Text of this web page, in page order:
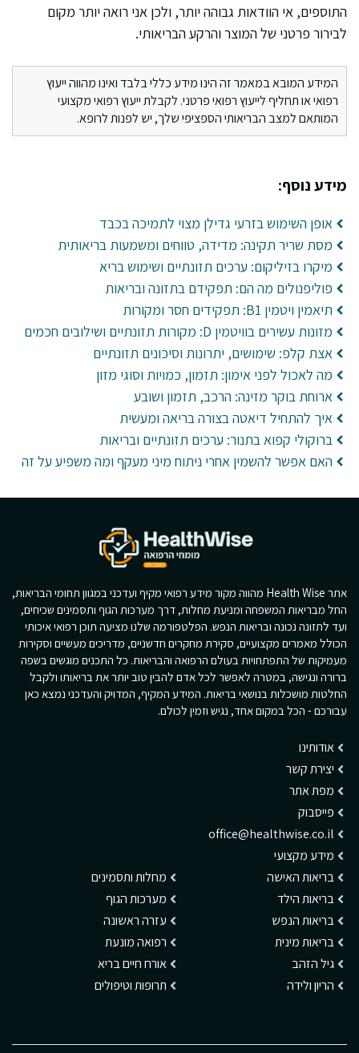
התוספים, אי הוודאות גבוהה יותר, ולכן אני רואה יותר מקום
לבירור פרטני של המוצר והרקע הבריאותי.
המידע המובא במאמר זה הינו מידע כללי בלבד ואינו מהווה ייעוץ
רפואי או תחליף לייעוץ רפואי פרטני. לקבלת ייעוץ רפואי מקצועי
המותאם למצב הבריאותי הספציפי שלך, יש לפנות לרופא.
מידע נוסף:
אופן השימוש בזרעי גדילן מצוי לתמיכה בכבד
מסת שריר תקינה: מדידה, טווחים ומשמעות בריאותית
מיקרו בזיליקום: ערכים תזונתיים ושימוש בריא
פוליפנולים מה הם: תפקידם בתזונה ובריאות
תיאמין ויטמין B1: תפקידים חסר ומקורות
מזונות עשירים בוויטמין D: מקורות תזונתיים ושילובים חכמים
אצת קלפ: שימושים, יתרונות וסיכונים תזונתיים
מה לאכול לפני אימון: תזמון, כמויות וסוגי מזון
ארוחת בוקר מזינה: הרכב, תזמון ושובע
איך להתחיל דיאטה בצורה בריאה ומעשית
ברוקולי קפוא בתנור: ערכים תזונתיים ובריאות
האם אפשר להשמין אחרי ניתוח מיני מעקף ומה משפיע על זה
אתר Health Wise מהווה מקור מידע רפואי מקיף ועדכני במגוון תחומי הבריאות,
החל מבריאות המשפחה ומניעת מחלות, דרך מערכות הגוף ותסמינים שכיחים,
ועד לתזונה נכונה ובריאות הנפש. הפלטפורמה שלנו מציעה תוכן רפואי איכותי
הכולל מאמרים מקצועיים, סקירת מחקרים חדשניים, מדריכים מעשיים וסקירות
מעמיקות של התפתחויות בעולם הרפואה והבריאות. כל התכנים מוגשים בשפה
ברורה ונגישה, במטרה לאפשר לכל אדם להבין טוב יותר את בריאותו ולקבל
החלטות מושכלות בנושאי בריאות. המידע המקיף, המדויק והעדכני נמצא כאן
עבורכם - הכל במקום אחד, נגיש וזמין לכולם.
אודותינו
יצירת קשר
מפת אתר
פייסבוק
office@healthwise.co.il
מידע מקצועי
בריאות האישה
בריאות הילד
בריאות הנפש
בריאות מינית
גיל הזהב
הריון ולידה
מחלות ותסמינים
מערכות הגוף
עזרה ראשונה
רפואה מונעת
אורח חיים בריא
תרופות וטיפולים